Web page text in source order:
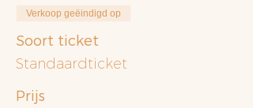
Verkoop geëindigd op
Soort ticket
Standaardticket
Prijs